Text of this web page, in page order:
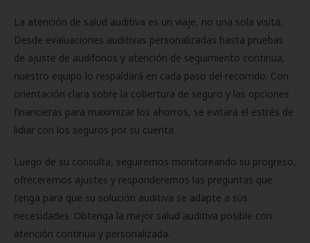
La atención de salud auditiva es un viaje, no una sola visita.
Desde evaluaciones auditivas personalizadas hasta pruebas
de ajuste de audífonos y atención de seguimiento continua,
nuestro equipo lo respaldará en cada paso del recorrido. Con
orientación clara sobre la cobertura de seguro y las opciones
financieras para maximizar los ahorros, se evitará el estrés de
lidiar con los seguros por su cuenta.
Luego de su consulta, seguiremos monitoreando su progreso,
ofreceremos ajustes y responderemos las preguntas que
tenga para que su solución auditiva se adapte a sus
necesidades. Obtenga la mejor salud auditiva posible con
atención continua y personalizada.